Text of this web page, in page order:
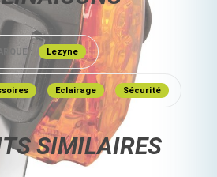
: Lezyne
Eclairage Sécurité
SIMILAIRES